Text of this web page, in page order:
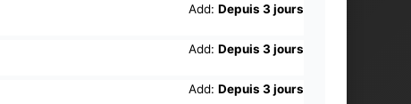
Add: Depuis 3 jours
Add: Depuis 3 jours
Add: Depuis 3 jours